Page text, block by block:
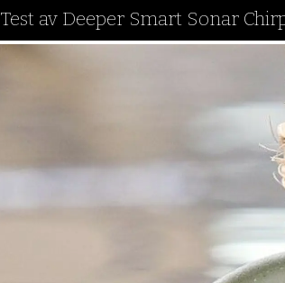
Test av Deeper Smart Sonar